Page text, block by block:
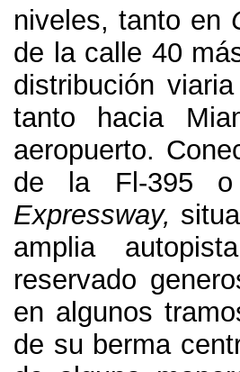
niveles, tanto en
de la calle 40
distribución
tanto hacia
aeropuerto.
de la Fl-395 o
Expressway,
amplia
reservado
en algunos
de su berma